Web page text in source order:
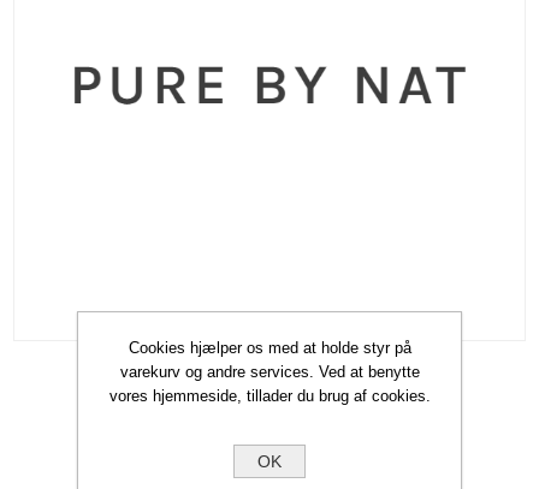
NYHEDSBREV
Cookies hjælper os med at holde styr på
varekurv og andre services. Ved at benytte
vores hjemmeside, tillader du brug af cookies.
OK